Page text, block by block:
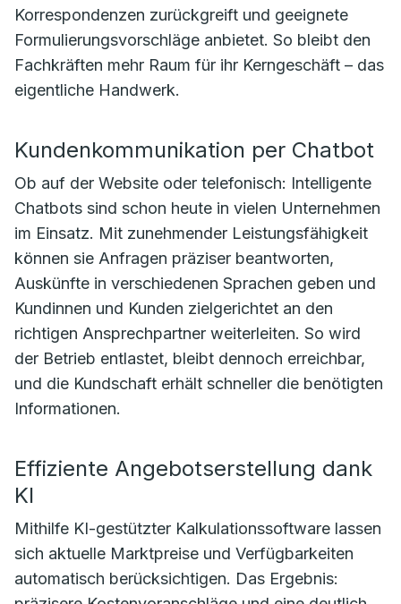
Korrespondenzen zurückgreift und geeignete
Formulierungsvorschläge anbietet. So bleibt den
Fachkräften mehr Raum für ihr Kerngeschäft – das
eigentliche Handwerk.
Kundenkommunikation per Chatbot
Ob auf der Website oder telefonisch: Intelligente
Chatbots sind schon heute in vielen Unternehmen
im Einsatz. Mit zunehmender Leistungsfähigkeit
können sie Anfragen präziser beantworten,
Auskünfte in verschiedenen Sprachen geben und
Kundinnen und Kunden zielgerichtet an den
richtigen Ansprechpartner weiterleiten. So wird
der Betrieb entlastet, bleibt dennoch erreichbar,
und die Kundschaft erhält schneller die benötigten
Informationen.
Effiziente Angebotserstellung dank
KI
Mithilfe KI-gestützter Kalkulationssoftware lassen
sich aktuelle Marktpreise und Verfügbarkeiten
automatisch berücksichtigen. Das Ergebnis: